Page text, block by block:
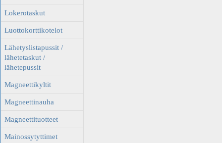
Lokerotaskut
Luottokorttikotelot
Lähetyslistapussit /
lähetetaskut /
lähetepussit
Magneettikyltit
Magneettinauha
Magneettituotteet
Mainossytyttimet